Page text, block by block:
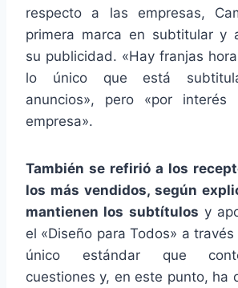
respecto a las empresas,
primera marca en subtitular y
su publicidad. «Hay franjas
lo único que está
anuncios», pero «por
empresa».
También se refirió a los
los más vendidos, según
mantienen los subtítulos y
el «Diseño para Todos» a
único estándar que
cuestiones y, en este punto, ha